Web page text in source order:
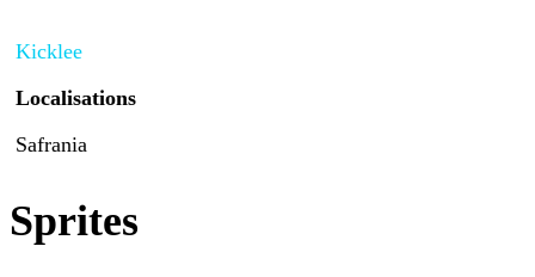
Kicklee
Localisations
Safrania
Sprites